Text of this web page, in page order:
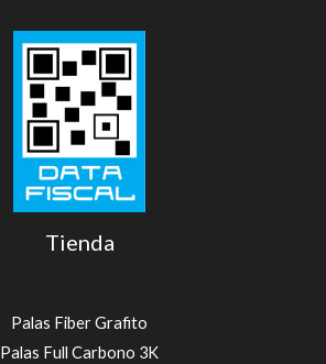
Tienda
Palas Fiber Grafito
Palas Full Carbono 3K